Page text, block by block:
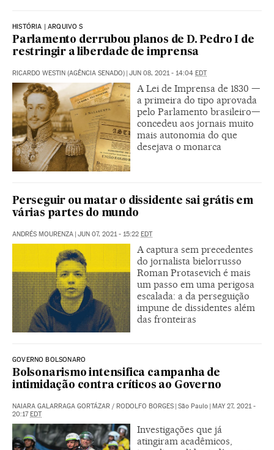
HISTÓRIA | ARQUIVO S
Parlamento derrubou planos de D. Pedro I de
restringir a liberdade de imprensa
RICARDO WESTIN (AGÊNCIA SENADO) | JUN 08, 2021 - 14:04 EDT
A Lei de Imprensa de 1830 —
a primeira do tipo aprovada
pelo Parlamento brasileiro—
concedeu aos jornais muito
mais autonomia do que
desejava o monarca
Perseguir ou matar o dissidente sai grátis em
várias partes do mundo
ANDRÉS MOURENZA | JUN 07, 2021 - 15:22 EDT
A captura sem precedentes
do jornalista bielorrusso
Roman Protasevich é mais
um passo em uma perigosa
escalada: a da perseguição
impune de dissidentes além
das fronteiras
GOVERNO BOLSONARO
Bolsonarismo intensifica campanha de
intimidação contra críticos ao Governo
NAIARA GALARRAGA GORTÁZAR / RODOLFO BORGES | São Paulo | MAY 27, 2021 -
20:17EDT
Investigações que já
atingiram acadêmicos,